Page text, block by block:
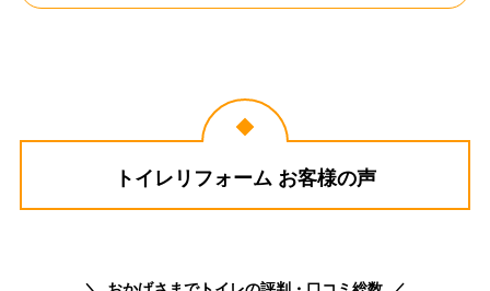
トイレリフォーム お客様の声